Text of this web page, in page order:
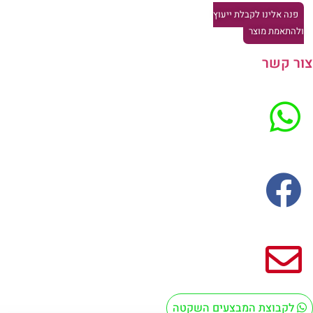
פנה אלינו לקבלת ייעוץ
מוצר
קשר
לקבוצת המבצעים השקטה